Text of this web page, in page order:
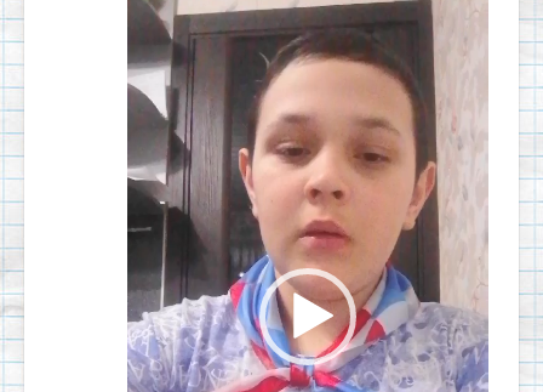
Видеоплеер